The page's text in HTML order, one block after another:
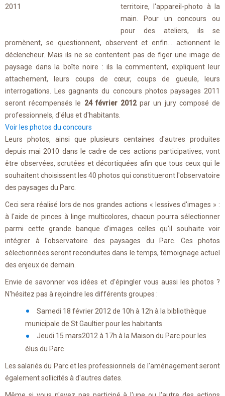
territoire, l'appareil-photo à la
main. Pour un concours ou
pour des ateliers, ils se
promènent, se questionnent, observent et enfin... actionnent le
déclencheur. Mais ils ne se contentent pas de figer une image de
paysage dans la boîte noire : ils la commentent, expliquent leur
attachement, leurs coups de cœur, coups de gueule, leurs
interrogations. Les gagnants du concours photos paysages 2011
seront récompensés le 24 février 2012par un jury composé de
professionnels, d'élus et d'habitants.
Voir les photos du concours
Leurs photos, ainsi que plusieurs centaines d'autres produites
depuis mai 2010 dans le cadre de ces actions participatives, vont
être observées, scrutées et décortiquées afin que tous ceux qui le
souhaitent choisissent les 40 photos qui constitueront l'observatoire
des paysages du Parc.
Ceci sera réalisé lors de nos grandes actions « lessives d'images » :
à l'aide de pinces à linge multicolores, chacun pourra sélectionner
parmi cette grande banque d'images celles qu'il souhaite voir
intégrer à l'observatoire des paysages du Parc. Ces photos
sélectionnées seront reconduites dans le temps, témoignage actuel
des enjeux de demain.
Envie de savonner vos idées et d'épingler vous aussi les photos ?
N'hésitez pas à rejoindre les différents groupes :
Samedi 18 février 2012 de 10h à 12h à la bibliothèque
municipale de St Gaultier pour les habitants
Jeudi 15 mars2012 à 17h à la Maison du Parc pour les
élus du Parc
Les salariés du Parc et les professionnels de l'aménagement seront
également sollicités à d'autres dates.